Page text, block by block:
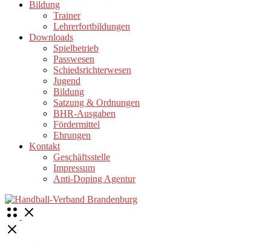
Bildung
Trainer
Lehrerfortbildungen
Downloads
Spielbetrieb
Passwesen
Schiedsrichterwesen
Jugend
Bildung
Satzung & Ordnungen
BHR-Ausgaben
Fördermittel
Ehrungen
Kontakt
Geschäftsstelle
Impressum
Anti-Doping Agentur
Open
Menu
Close